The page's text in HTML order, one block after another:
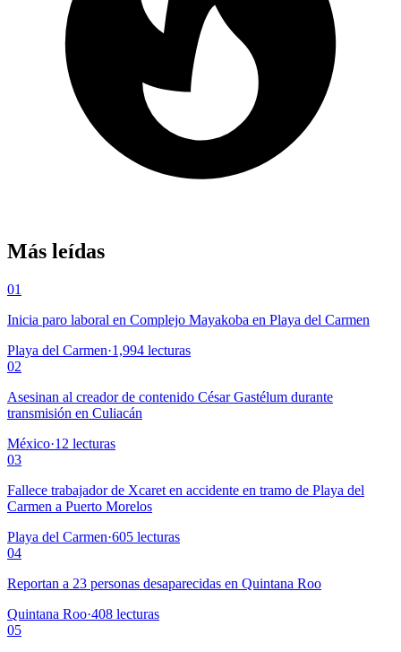
Más leídas
01
Inicia paro laboral en Complejo Mayakoba en Playa del Carmen
Playa del Carmen·1,994 lecturas
02
Asesinan al creador de contenido César Gastélum durante
transmisión en Culiacán
México·12 lecturas
03
Fallece trabajador de Xcaret en accidente en tramo de Playa del
Carmen a Puerto Morelos
Playa del Carmen·605 lecturas
04
Reportan a 23 personas desaparecidas en Quintana Roo
Quintana Roo·408 lecturas
05